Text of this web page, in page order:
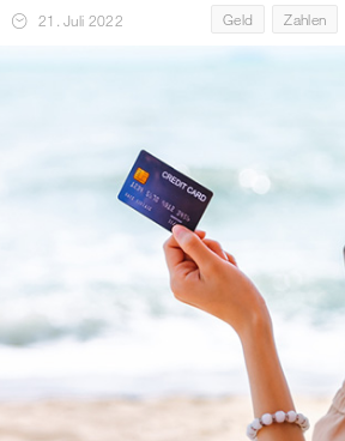
21. Juli 2022 Geld Zahlen